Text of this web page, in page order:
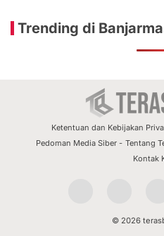
Trending di
Ketentuan dan Kebijakan
Pedoman Media Siber
Tentang
Kontak
© 2026